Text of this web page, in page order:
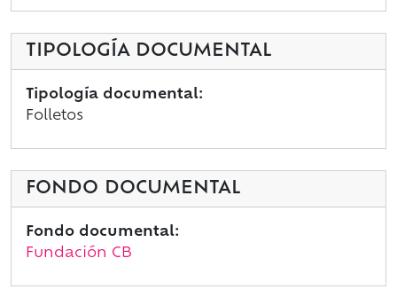
TIPOLOGÍA DOCUMENTAL
Tipología documental:
Folletos
FONDO DOCUMENTAL
Fondo documental:
Fundación CB